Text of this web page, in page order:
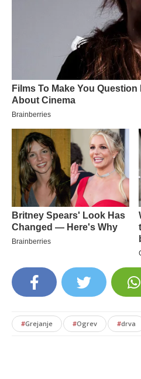
#Grejanje #Ogrev #drva